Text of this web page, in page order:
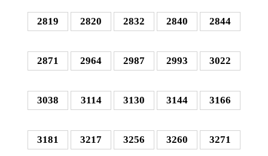
2819 2820 2832 2840 2844
2871 2964 2987 2993 3022
3038 3114 3130 3144 3166
3181 3217 3256 3260 3271